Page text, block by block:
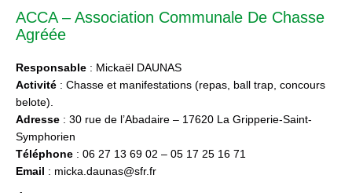
ACCA – Association Communale De Chasse
Agréée
Responsable : Mickaël DAUNAS
Activité : Chasse et manifestations (repas, ball trap, concours
belote).
Adresse : 30 rue de l’Abadaire – 17620 La Gripperie-Saint-
Symphorien
Téléphone : 06 27 13 69 02 – 05 17 25 16 71
Email : micka.daunas@sfr.fr